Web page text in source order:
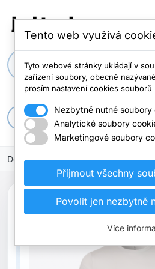
apps Všechny
Domů
Nové
Tento web využívá
Tyto webové stránky ukládají v
zařízení soubory, obecně
prosím nastavení cookies
Nezbytně nutné soubory
Analytické soubory
Marketingové soubory
Přijmout všechny
Povolit jen nezbytně
Více